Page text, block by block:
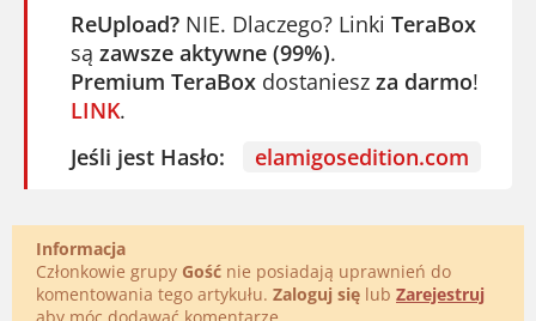
ReUpload? NIE. Dlaczego? Linki TeraBox
są zawsze aktywne (99%).
Premium TeraBox dostaniesz za darmo!
LINK.
Jeśli jest Hasło:
elamigosedition.com
Informacja
Członkowie grupy Gość nie posiadają uprawnień do
komentowania tego artykułu. Zaloguj się lub Zarejestruj